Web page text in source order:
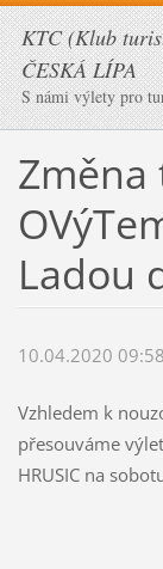
KTC (Klub
ČESKÁ LÍPA
S námi výlety pro
Ladou
10.04.2020 09:58
Vzhledem k
přesouváme výlet
HRUSIC na